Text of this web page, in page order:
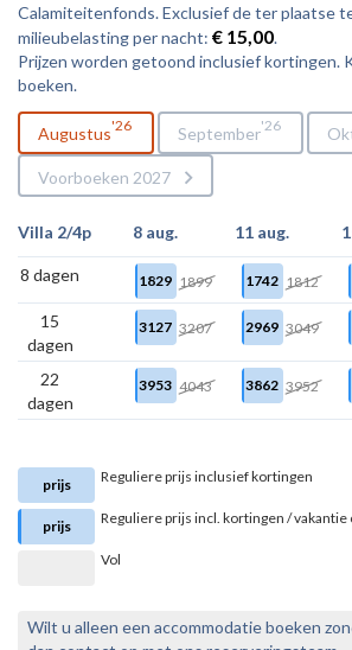
Calamiteitenfonds. Exclusief de ter plaatse
milieubelasting per nacht: € 15,00.
Prijzen worden getoond inclusief kortingen.
boeken.
Augustus 26 September 26
Voorboeken 2027
Villa 2/4p 8 aug. 11 aug.
8 dagen 1829 1899 1742 1812
15
dagen
3127 3207 2969 3049
22
dagen
3953 4043 3862 3952
prijs Reguliere prijs inclusief kortingen
prijs Reguliere prijs incl. kortingen / vakantie
Vol
Wilt u alleen een accommodatie boeken